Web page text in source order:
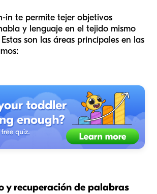
in te permite tejer objetivos
y lenguaje en el tejido mismo
son las áreas principales en las
y recuperación de palabras